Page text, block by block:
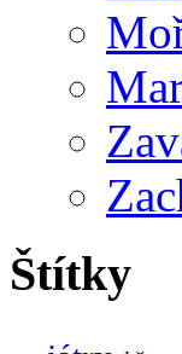
Štítky